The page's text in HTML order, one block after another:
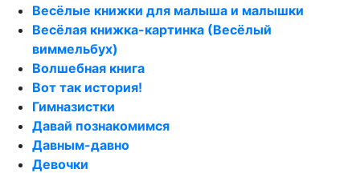
Весёлые книжки для малыша и малышки
Весёлая книжка-картинка (Весёлый
виммельбух)
Волшебная книга
Вот так история!
Гимназистки
Давай познакомимся
Давным-давно
Девочки